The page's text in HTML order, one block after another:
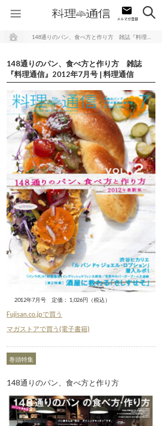
148通りのパン、食べ方と作り方 雑誌
『料理通信』2012年7月号 | 料理通信
2012年7月号 定価： 1,026円（税込）
Fujisan.co.jpで買う
マガストアで買う(電子書籍)
巻頭特集
148通りのパン、食べ方と作り方